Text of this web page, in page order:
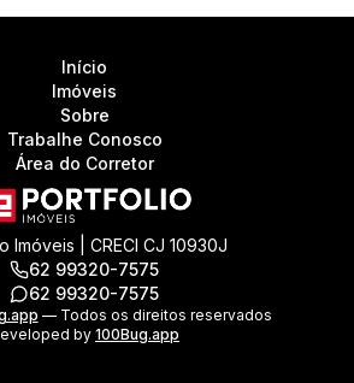
Início
Imóveis
Sobre
Trabalhe Conosco
Área do Corretor
Imóveis | CRECI CJ 10930J
62 99320-7575
62 99320-7575
— Todos os direitos reservados
by 100Bug.app